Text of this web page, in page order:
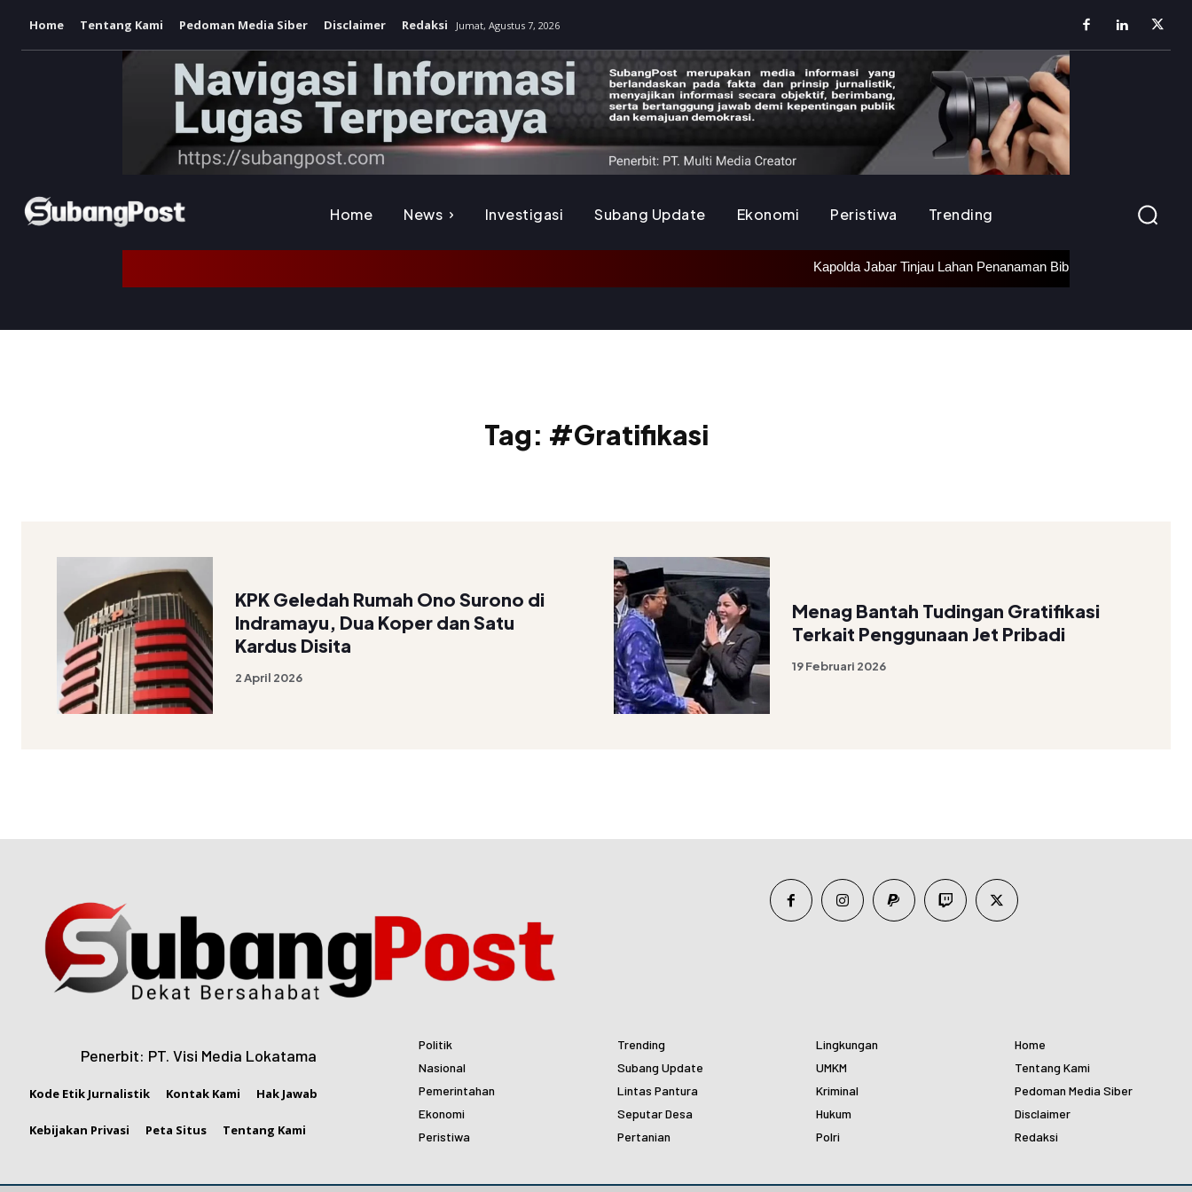
Home Tentang Kami Pedoman Media Siber Disclaimer Redaksi Jumat, Agustus 7, 2026
Home News Investigasi Subang Update Ekonomi Peristiwa Trending
Kapolda Jabar Tinjau Lahan Penanaman Bibit Bawang Putih di
Tag: #Gratifikasi
KPK Geledah Rumah Ono Surono di
Indramayu, Dua Koper dan Satu
Kardus Disita
2 April 2026
Menag Bantah Tudingan Gratifikasi
Terkait Penggunaan Jet Pribadi
19 Februari 2026
Penerbit: PT. Visi Media Lokatama
Kode Etik Jurnalistik Kontak Kami Hak Jawab
Kebijakan Privasi Peta Situs Tentang Kami
Politik
Nasional
Pemerintahan
Ekonomi
Peristiwa
Trending
Subang Update
Lintas Pantura
Seputar Desa
Pertanian
Lingkungan
UMKM
Kriminal
Hukum
Polri
Home
Tentang Kami
Pedoman Media Siber
Disclaimer
Redaksi